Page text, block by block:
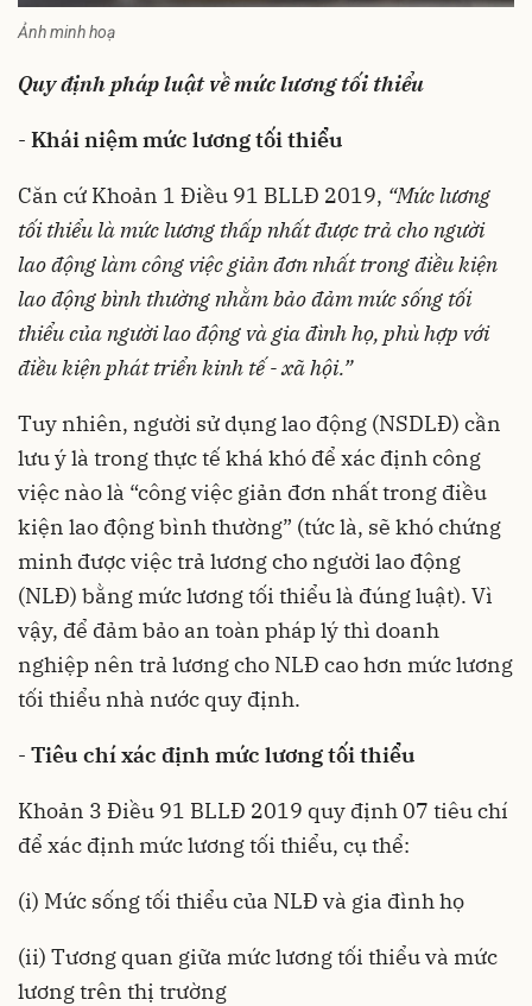
Ảnh minh hoạ
Quy định pháp luậtvề mức lương tối thiểu
- Khái niệm mức lương tối thiểu
Căn cứ Khoản 1 Điều 91 BLLĐ 2019, “Mức lương
tối thiểu là mức lương thấp nhất được trả cho người
lao động làm công việc giản đơn nhất trong điều kiện
lao động bình thường nhằm bảo đảm mức sống tối
thiểu của người lao động và gia đình họ, phù hợp với
điều kiện phát triển kinh tế - xã hội.”
Tuy nhiên, người sử dụng lao động (NSDLĐ) cần
lưu ý là trong thực tế khá khó để xác định công
việc nào là “công việc giản đơn nhất trong điều
kiện lao động bình thường” (tức là, sẽ khó chứng
minh được việc trả lương cho người lao động
(NLĐ) bằng mức lương tối thiểu là đúng luật). Vì
vậy, để đảm bảo an toàn pháp lý thì doanh
nghiệp nên trả lương cho NLĐ cao hơn mức lương
tối thiểu nhà nước quy định.
- Tiêu chí xác định mức lương tối thiểu
Khoản 3 Điều 91 BLLĐ 2019 quy định 07 tiêu chí
để xác định mức lương tối thiểu, cụ thể:
(i) Mức sống tối thiểu của NLĐ và gia đình họ
(ii) Tương quan giữa mức lương tối thiểu và mức
lương trên thị trường